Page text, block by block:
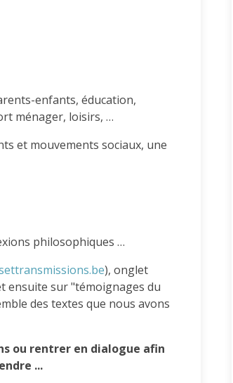
enfants, éducation,
ménager, loisirs, …
et mouvements sociaux, une
philosophiques …
), onglet
ensuite sur "témoignages du
des textes que nous avons
ou rentrer en dialogue afin
...